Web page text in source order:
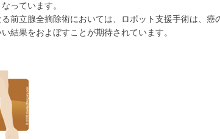
っています。
前立腺全摘除術においては、ロボット支援手術は、癌
結果をおよぼすことが期待されています。